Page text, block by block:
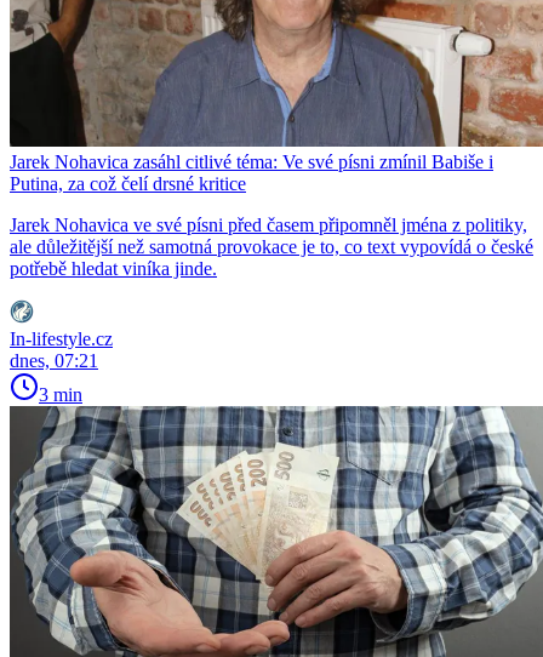
Jarek Nohavica zasáhl citlivé téma: Ve své písni zmínil Babiše i
Putina, za což čelí drsné kritice
Jarek Nohavica ve své písni před časem připomněl jména z politiky,
ale důležitější než samotná provokace je to, co text vypovídá o české
potřebě hledat viníka jinde.
In-lifestyle.cz
dnes, 07:21
3 min